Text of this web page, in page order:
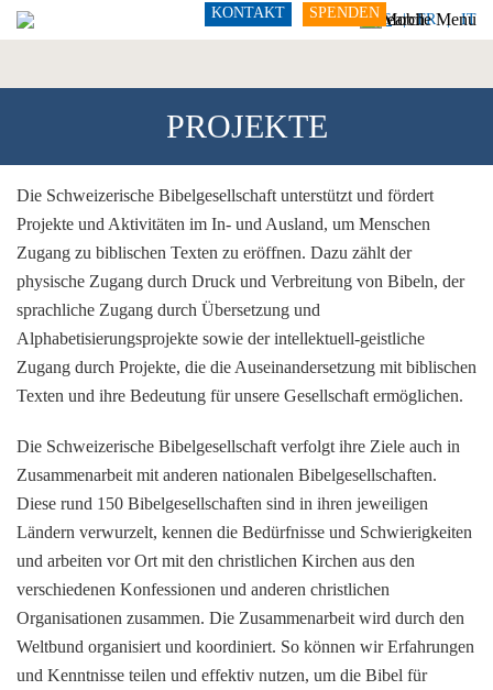
DE FR IT
KONTAKT SPENDEN
PROJEKTE
Die Schweizerische Bibelgesellschaft unterstützt und fördert
Projekte und Aktivitäten im In- und Ausland, um Menschen
Zugang zu biblischen Texten zu eröffnen. Dazu zählt der
physische Zugang durch Druck und Verbreitung von Bibeln, der
sprachliche Zugang durch Übersetzung und
Alphabetisierungsprojekte sowie der intellektuell-geistliche
Zugang durch Projekte, die die Auseinandersetzung mit biblischen
Texten und ihre Bedeutung für unsere Gesellschaft ermöglichen.
Die Schweizerische Bibelgesellschaft verfolgt ihre Ziele auch in
Zusammenarbeit mit anderen nationalen Bibelgesellschaften.
Diese rund 150 Bibelgesellschaften sind in ihren jeweiligen
Ländern verwurzelt, kennen die Bedürfnisse und Schwierigkeiten
und arbeiten vor Ort mit den christlichen Kirchen aus den
verschiedenen Konfessionen und anderen christlichen
Organisationen zusammen. Die Zusammenarbeit wird durch den
Weltbund organisiert und koordiniert. So können wir Erfahrungen
und Kenntnisse teilen und effektiv nutzen, um die Bibel für